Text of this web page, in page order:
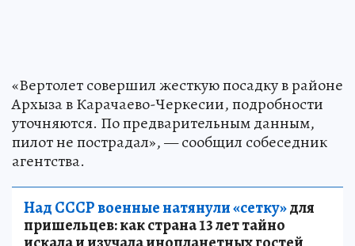
«Вертолет совершил жесткую посадку в районе
Архыза в Карачаево-Черкесии, подробности
уточняются. По предварительным данным,
пилот не пострадал», — сообщил собеседник
агентства.
Над СССР военные натянули «сетку»для
пришельцев: как страна 13 лет тайно